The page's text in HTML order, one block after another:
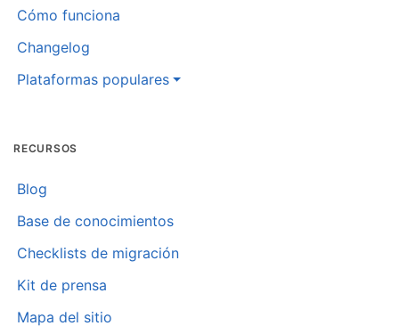
Cómo funciona
Changelog
Plataformas populares
RECURSOS
Blog
Base de conocimientos
Checklists de migración
Kit de prensa
Mapa del sitio